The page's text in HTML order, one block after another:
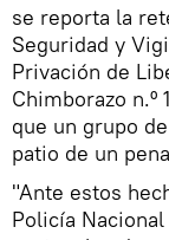
se reporta la
Seguridad y
Privación de
Chimborazo n.º
que un grupo
patio de un
"Ante estos
Policía